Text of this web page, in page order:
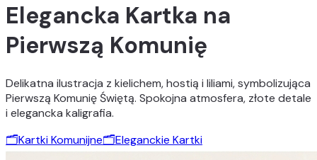
Elegancka Kartka na
Pierwszą Komunię
Delikatna ilustracja z kielichem, hostią i liliami, symbolizująca
Pierwszą Komunię Świętą. Spokojna atmosfera, złote detale
i elegancka kaligrafia.
🗂️Kartki Komunijne🗂️Eleganckie Kartki